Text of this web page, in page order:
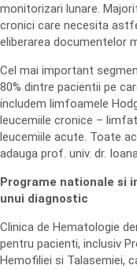
monitorizari lunare.
cronici care necesita
eliberarea documentelor
Cel mai important
80% dintre pacientii pe
includem limfoamele
leucemiile cronice –
leucemiile acute. Toate
adauga prof. univ. dr.
Programe nationale si
unui diagnostic
Clinica de Hematologie
pentru pacienti, inclusiv
Hemofiliei si Talasemiei,